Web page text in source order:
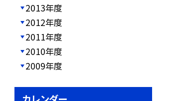
2013年度
2012年度
2011年度
2010年度
2009年度